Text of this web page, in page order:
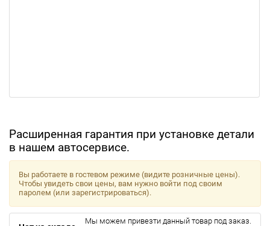
Расширенная гарантия при установке детали
в нашем автосервисе.
Вы работаете в гостевом режиме (видите розничные цены).
Чтобы увидеть свои цены, вам нужно войти под своим
паролем (или зарегистрироваться).
Мы можем привезти данный товар под заказ.